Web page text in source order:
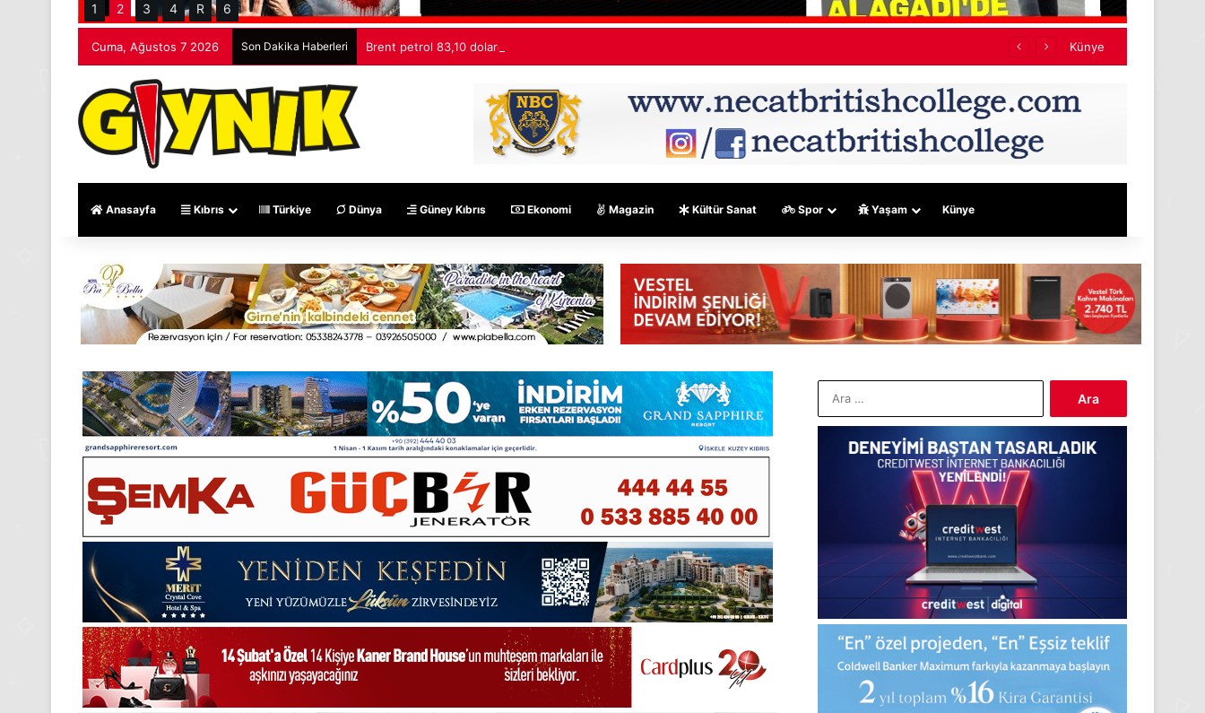
1 2 3 4 R 6
Cuma, Ağustos 7 2026 Son Dakika Haberleri Brent petrol 83,10 dolardan işlem görüyor Künye
Anasayfa Kıbrıs Türkiye Dünya Güney Kıbrıs Ekonomi Magazin Kültür Sanat Spor Yaşam Künye